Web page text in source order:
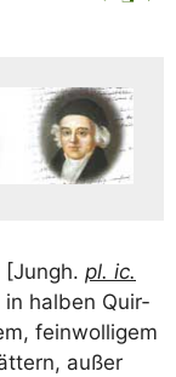
[Jungh. pl. ic.
in hal­ben Quir­
fein­wol­li­gem
außer